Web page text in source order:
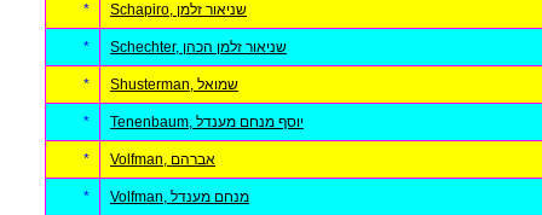
* Schapiro, שניאור זלמן
* Schechter, שניאור זלמן הכהן
* Shusterman, שמואל
* Tenenbaum, יוסף מנחם מענדל
* Volfman, אברהם
* Volfman, מנחם מענדל